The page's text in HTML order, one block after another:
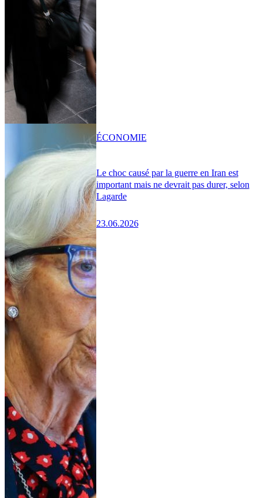
Le choc causé par la guerre en Iran est
important mais ne devrait pas durer, selon
Lagarde
23.06.2026
ÉCONOMIE